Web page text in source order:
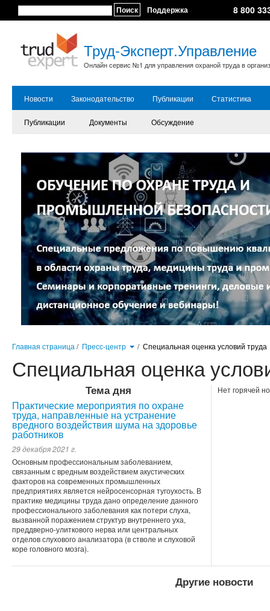
Поиск Поддержка 8 800
Труд-Эксперт.Управление
Онлайн сервис №1 для управления охраной труда в
Новости Законодательство Публикации Статистика
Публикации Документы Обсуждение
Главная страница / Пресс-центр / Специальная оценка условий труда
Специальная оценка
Тема дня
Практические мероприятия по охране
труда, направленные на устранение
вредного воздействия шума на здоровье
работников
29 декабря 2021 г.
Основным профессиональным заболеванием,
связанным с вредным воздействием акустических
факторов на современных промышленных
предприятиях является нейросенсорная тугоухость. В
практике медицины труда дано определение данного
профессионального заболевания как потери слуха,
вызванной поражением структур внутреннего уха,
преддверно-улиткового нерва или центральных
отделов слухового анализатора (в стволе и слуховой
коре головного мозга).
Нет горячей
Другие новости